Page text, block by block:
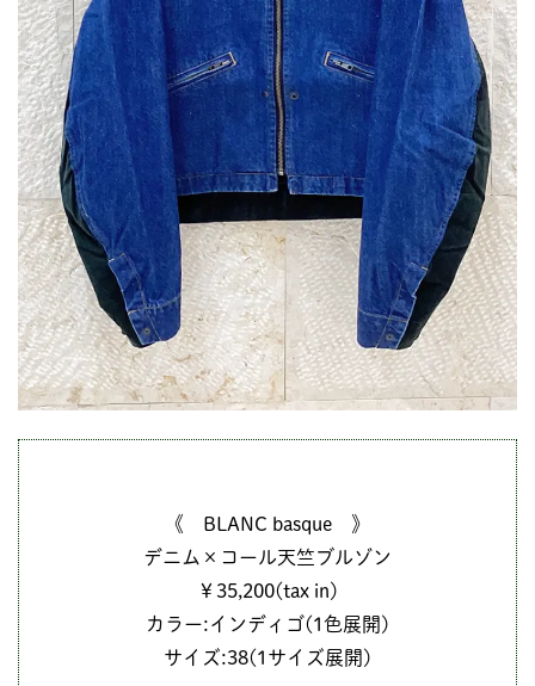
《 BLANC basque 》
デニム×コール天竺ブルゾン
￥35,200(tax in)
カラー:インディゴ(1色展開)
サイズ:38(1サイズ展開)